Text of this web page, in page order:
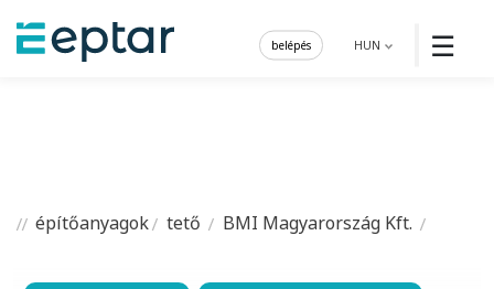
☰
HUN
belépés
építőanyagok tető BMI Magyarország Kft.